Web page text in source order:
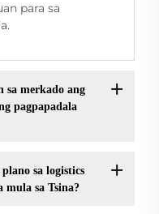
para sa
sa merkado ang
pagpapadala
sa logistics
mula sa Tsina?